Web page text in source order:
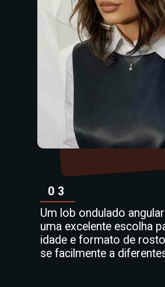
03
Um lob ondulado
uma excelente escolha
idade e formato de
se facilmente a